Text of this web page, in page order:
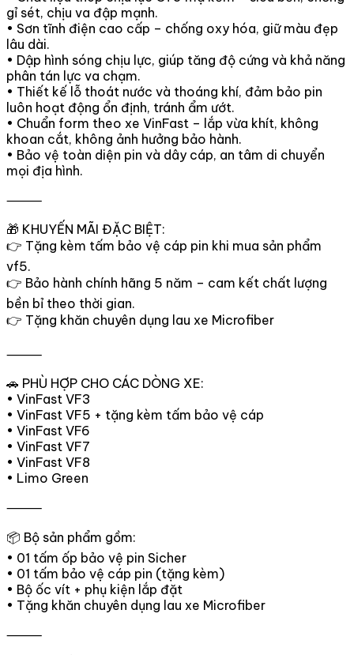
gỉ sét, chịu va đập mạnh.
• Sơn tĩnh điện cao cấp – chống oxy hóa, giữ màu đẹp
lâu dài.
• Dập hình sóng chịu lực, giúp tăng độ cứng và khả năng
phân tán lực va chạm.
• Thiết kế lỗ thoát nước và thoáng khí, đảm bảo pin
luôn hoạt động ổn định, tránh ẩm ướt.
• Chuẩn form theo xe VinFast – lắp vừa khít, không
khoan cắt, không ảnh hưởng bảo hành.
• Bảo vệ toàn diện pin và dây cáp, an tâm di chuyển
mọi địa hình.
⸻
🎁 KHUYẾN MÃI ĐẶC BIỆT:
👉 Tặng kèm tấm bảo vệ cáp pin khi mua sản phẩm
vf5.
👉 Bảo hành chính hãng 5 năm – cam kết chất lượng
bền bỉ theo thời gian.
👉 Tặng khăn chuyên dụng lau xe Microfiber
⸻
🚗 PHÙ HỢP CHO CÁC DÒNG XE:
• VinFast VF3
• VinFast VF5 + tặng kèm tấm bảo vệ cáp
• VinFast VF6
• VinFast VF7
• VinFast VF8
• Limo Green
⸻
📦 Bộ sản phẩm gồm:
• 01 tấm ốp bảo vệ pin Sicher
• 01 tấm bảo vệ cáp pin (tặng kèm)
• Bộ ốc vít + phụ kiện lắp đặt
• Tặng khăn chuyên dụng lau xe Microfiber
⸻